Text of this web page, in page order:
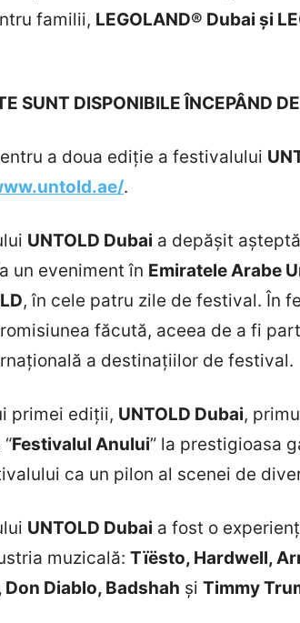
familii, LEGOLAND® Dubai și
SUNT DISPONIBILE ÎNCEPÂND
a doua ediție a festivalului
.
UNTOLD Dubai a depășit
un eveniment în Emiratele Arabe
, în cele patru zile de festival. În
făcută, aceea de a fi
a destinațiilor de festival.
primei ediții, UNTOLD Dubai,
Festivalul Anului” la prestigioasa
ca un pilon al scenei de
UNTOLD Dubai a fost o
muzicală: Tïësto, Hardwell,
Diablo, Badshah și Timmy